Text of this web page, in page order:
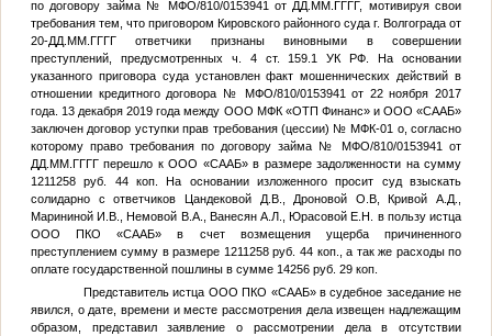
по договору займа № МФО/810/0153941 от ДД.ММ.ГГГГ, мотивируя свои
требования тем, что приговором Кировского районного суда г. Волгограда от
20-ДД.ММ.ГГГГответчики признаны виновными в совершении
преступлений, предусмотренных ч. 4 ст. 159.1 УК РФ. На основании
указанного приговора суда установлен факт мошеннических действий в
отношении кредитного договора № МФО/810/0153941 от 22 ноября 2017
года. 13 декабря 2019 года между ООО МФК «ОТП Финанс» и ООО «СААБ»
заключен договор уступки прав требования (цессии) № МФК-01 о, согласно
которому право требования по договору займа № МФО/810/0153941 от
ДД.ММ.ГГГГперешло к ООО «СААБ» в размере задолженности на сумму
1211258 руб. 44 коп. На основании изложенного просит суд взыскать
солидарно с ответчиков Цандековой Д.В., Дроновой О.В, Кривой А.Д.,
Марининой И.В., Немовой В.А., Ванесян А.Л., Юрасовой Е.Н. в пользу истца
ООО ПКО «СААБ» в счет возмещения ущерба причиненного
преступлением сумму в размере 1211258 руб. 44 коп., а так же расходы по
оплате государственной пошлины в сумме 14256 руб. 29 коп.
Представитель истца ООО ПКО «СААБ» в судебное заседание не
явился, о дате, времени и месте рассмотрения дела извещен надлежащим
образом, представил заявление о рассмотрении дела в отсутствии